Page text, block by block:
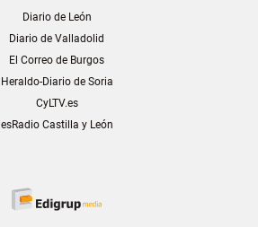
Diario de León
Diario de Valladolid
El Correo de Burgos
Heraldo-Diario de Soria
CyLTV.es
esRadio Castilla y León